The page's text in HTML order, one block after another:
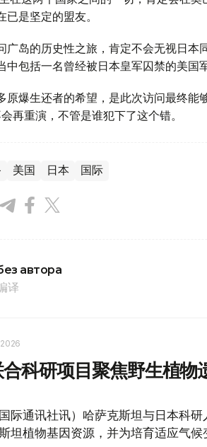
已是坚定的盟友。
广岛的历史性之旅，肯定不会无视日本
中包括一名曾经被日本皇军囚禁的美国军
原爆生还者的希望，是此次访问最终
再重演，不管是谁犯下了这个错。
美国 日本 国际
автора
译
2026
科研项目聚焦野生植物
国际通讯社讯）哈萨克斯坦与日本科
坦植物基因资源，并为培育适应气